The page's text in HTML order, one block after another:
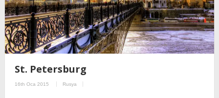
St. Petersburg
16th Oca 2015 Rusya